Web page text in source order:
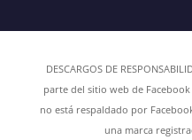
DESCARGOS DE
parte del sitio web de
no está respaldado por
una marca